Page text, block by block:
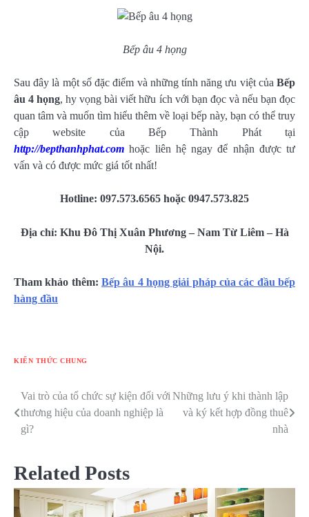
Bếp âu 4 họng
Sau đây là một số đặc điểm và những tính năng ưu việt của Bếp
âu 4 họng, hy vọng bài viết hữu ích với bạn đọc và nếu bạn đọc
quan tâm và muốn tìm hiểu thêm về loại bếp này, bạn có thể truy
cập website của Bếp Thành Phát tại
http://bepthanhphat.com hoặc liên hệ ngay để nhận được tư
vấn và có được mức giá tốt nhất!
Hotline: 097.573.6565 hoặc 0947.573.825
Địa chỉ: Khu Đô Thị Xuân Phương – Nam Từ Liêm – Hà
Nội.
Tham khảo thêm: Bếp âu 4 họng giải pháp của các đầu bếp
hàng đầu
KIẾN THỨC CHUNG
Điều
hướng
viết
Vai trò của tổ chức sự kiện đối với
thương hiệu của doanh nghiệp là
gì?
Những lưu ý khi thành lập
và ký kết hợp đồng thuê
nhà
Related Posts